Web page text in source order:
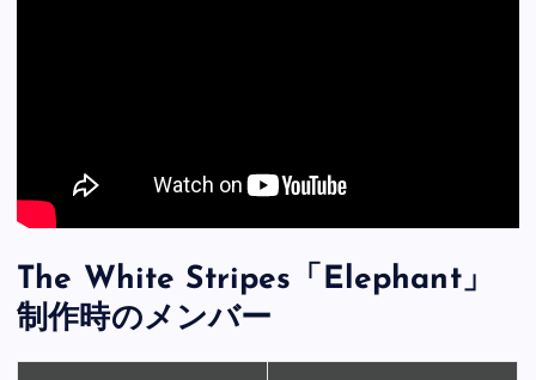
The White Stripes「Elephant」
制作時のメンバー